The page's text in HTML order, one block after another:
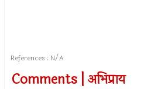
References : N/A
Comments | अभिप्राय